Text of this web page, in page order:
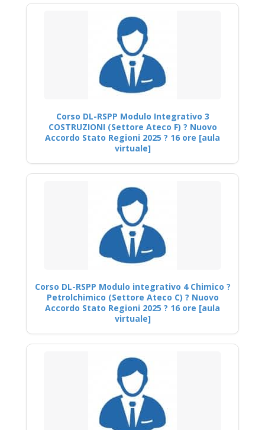
Corso DL-RSPP Modulo Integrativo 3
COSTRUZIONI (Settore Ateco F) ? Nuovo
Accordo Stato Regioni 2025 ? 16 ore [aula
virtuale]
Corso DL-RSPP Modulo integrativo 4 Chimico ?
Petrolchimico (Settore Ateco C) ? Nuovo
Accordo Stato Regioni 2025 ? 16 ore [aula
virtuale]